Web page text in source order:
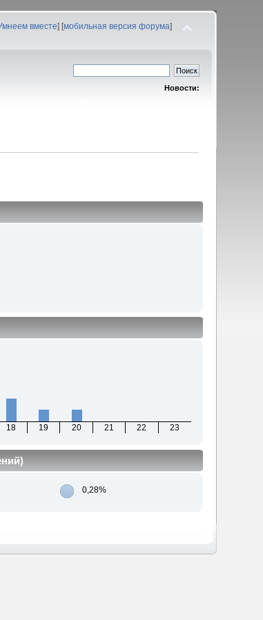
вместе] [мобильная версия форума]
Новости:
18 19 20 21 22 23
0,28%